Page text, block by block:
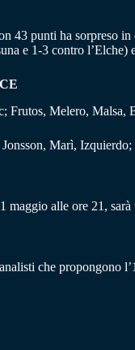
43 punti ha sorpreso
e 1-3 contro
Frutos, Melero, Malsa,
Marì, Izquierdo;
maggio alle ore 21,
che propongono